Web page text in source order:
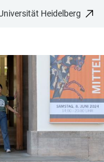
Heidelberg